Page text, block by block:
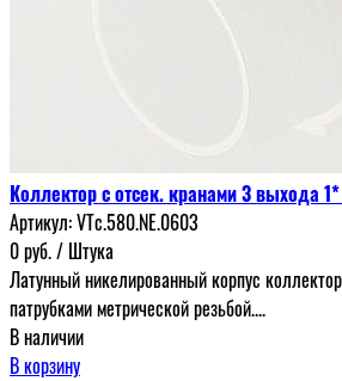
Коллектор с отсек. кранами 3 выхода
Артикул:VTc.580.NE.0603
0руб./ Штука
Латунный никелированный корпус
патрубками метрической резьбой....
В наличии
В корзину